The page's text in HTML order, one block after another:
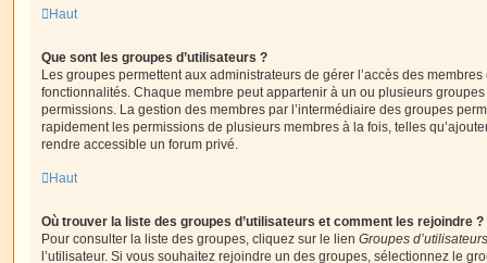
Haut
Que sont les groupes d’utilisateurs ?
Les groupes permettent aux administrateurs de gérer l’accès des
fonctionnalités. Chaque membre peut appartenir à un ou plusieurs
permissions. La gestion des membres par l’intermédiaire des groupes
rapidement les permissions de plusieurs membres à la fois, telles
rendre accessible un forum privé.
Haut
Où trouver la liste des groupes d’utilisateurs et comment les rejoindre ?
Pour consulter la liste des groupes, cliquez sur le lien Groupes d’utilisateurs
l’utilisateur. Si vous souhaitez rejoindre un des groupes, sélectionnez le